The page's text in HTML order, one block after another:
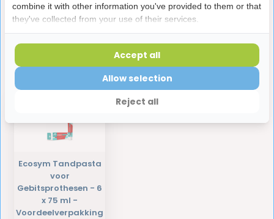
Reviews
Laatst bekeken producten
Ecosym Tandpasta
voor
Gebitsprothesen - 6
x 75 ml -
Voordeelverpakking
combine it with other information you've provided to them or that
they've collected from your use of their services.
Reject all
Allow selection
Accept all